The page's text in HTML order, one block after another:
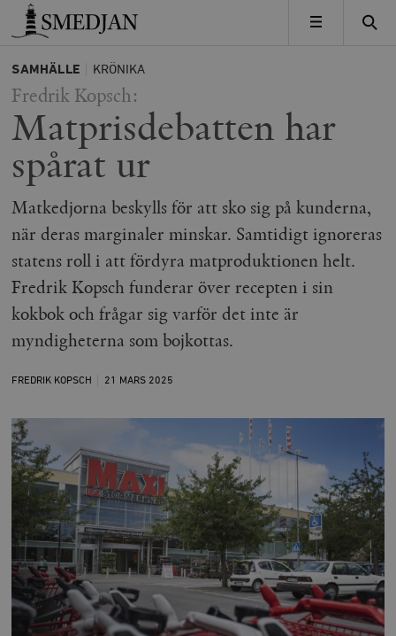
Timbro
MENY
SAMHÄLLE KRÖNIKA
Fredrik Kopsch:
Matprisdebatten har
spårat ur
Matkedjorna beskylls för att sko sig på kunderna,
när deras marginaler minskar. Samtidigt ignoreras
statens roll i att fördyra matproduktionen helt.
Fredrik Kopsch funderar över recepten i sin
kokbok och frågar sig varför det inte är
myndigheterna som bojkottas.
FREDRIK KOPSCH 21 MARS 2025